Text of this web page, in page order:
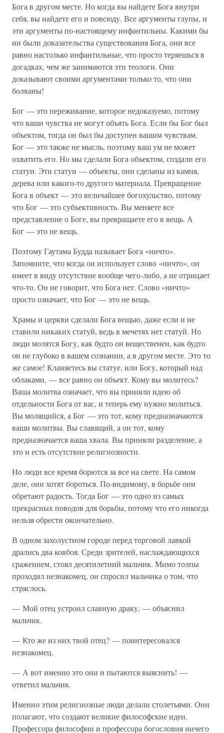
Бога в другом месте. Но когда вы найдете Бога внутри
себя, вы найдете его и повсюду. Все аргументы глупы, и
эти аргументы по-настоящему инфантильны. Какими бы
ни были доказательства существования Бога, они все
равно настолько инфантильные, что просто теряешься в
догадках, чем же занимаются эти теологи. Они
доказывают своими аргументами только то, что они
болваны!
Бог — это переживание, которое недоказуемо, потому
что ваши чувства не могут объять Бога. Если бы Бог был
объектом, тогда он был бы доступен вашим чувствам.
Бог — это также не мысль, поэтому ваш ум не может
охватить его. Но мы сделали Бога объектом, создали его
статуи. Эти статуи — объекты, они сделаны из камня,
дерева или какого-то другого материала. Превращение
Бога в объект — это величайшее богохульство, потому
что Бог — это субъективность. Вы меняете все
представление о Боге, вы превращаете его в вещь. А
Бог — это не вещь.
Поэтому Гаутама Будда называет Бога «ничто».
Запомните, что когда он использует слово «ничто», он
имеет в виду отсутствие вообще чего-либо, а не отрицает
что-то. Он не говорит, что Бога нет. Слово «ничто»
просто означает, что Бог — это не вещь.
Храмы и церкви сделали Бога вещью, даже если и не
ставили никаких статуй, ведь в мечетях нет статуй. Но
люди молятся Богу, как будто он вещественен, как будто
он не глубоко в вашем сознании, а в другом месте. Это то
же самое! Кланяетесь вы статуе, или Богу, который над
облаками, — все равно он объект. Кому вы молитесь?
Ваша молитва означает, что вы приняли идею об
отдельности Бога от вас, и теперь ему нужно молиться.
Вы молящийся, а Бог — это тот, кому предназначаются
ваши молитвы. Вы славящий, а он тот, кому
предназначается ваша хвала. Вы приняли разделение, а
это и есть отсутствие религиозности.
Но люди все время борются за все на свете. На самом
деле, они хотят бороться. По-видимому, в борьбе они
обретают радость. Тогда Бог — это одно из самых
прекрасных поводов для борьбы, потому что его никогда
нельзя обрести окончательно.
В одном захолустном городе перед торговой лавкой
дрались два ковбоя. Среди зрителей, наслаждающихся
сражением, стоял десятилетний мальчик. Мимо толпы
проходил незнакомец, он спросил мальчика о том, что
стряслось.
— Мой отец устроил славную драку, — объяснил
мальчик.
— Кто же из них твой отец? — поинтересовался
незнакомец.
— А вот именно это они и пытаются выяснить! —
ответил мальчик.
Именно этим религиозные люди делали столетьями. Они
полагают, что создают великие философские идеи.
Профессора философии и профессора богословия ничего